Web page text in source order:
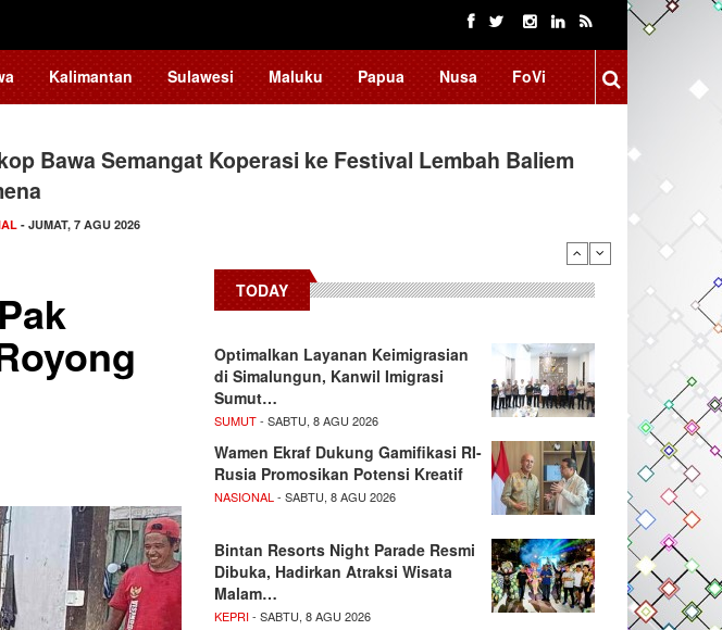
Kalimantan Sulawesi Maluku Papua Nusa FoVi
Bawa Semangat Koperasi ke Festival Lembah Baliem
- JUMAT, 7 AGU 2026
TODAY
Optimalkan Layanan Keimigrasian
di Simalungun, Kanwil Imigrasi
Sumut…
SUMUT- SABTU, 8 AGU 2026
Wamen Ekraf Dukung Gamifikasi RI-
Rusia Promosikan Potensi Kreatif
NASIONAL - SABTU, 8 AGU 2026
Bintan Resorts Night Parade Resmi
Dibuka, Hadirkan Atraksi Wisata
Malam…
KEPRI- SABTU, 8 AGU 2026